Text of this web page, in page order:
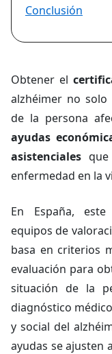
Conclusión
Obtener el
alzhéimer no solo
de la persona
ayudas
asistenciales
enfermedad en la
En España,
equipos de
basa en criterios
evaluación para
situación de la
diagnóstico
y social del
ayudas se ajusten